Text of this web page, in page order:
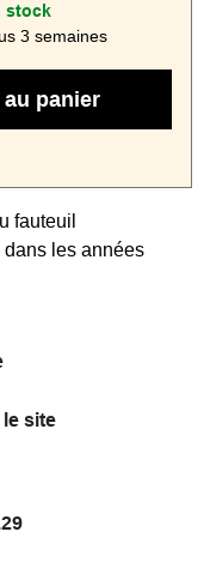
stock
3 semaines
panier
fauteuil
les années
banquette, on
sur une
autour d'une
site